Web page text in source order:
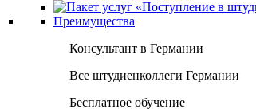
Преимущества
Консультант в Германии
Все штудиенколлеги Германии
Бесплатное обучение